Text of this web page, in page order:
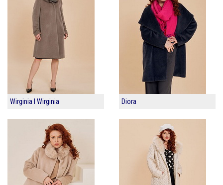
Wirginia I Wirginia Diora